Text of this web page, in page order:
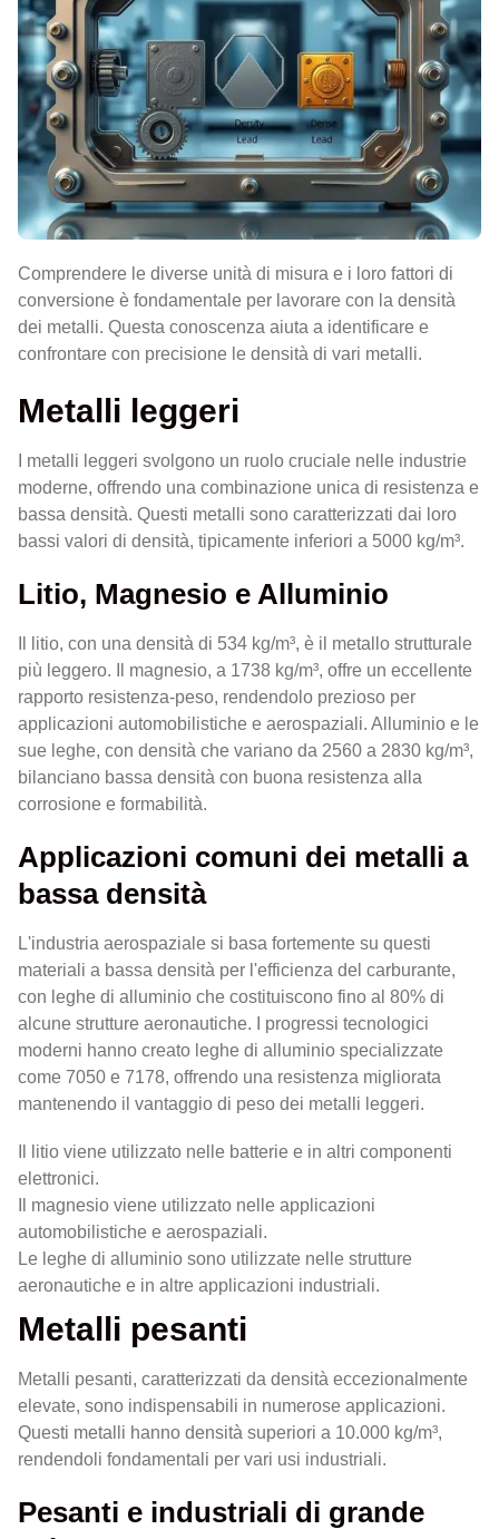
Comprendere le diverse unità di misura e i loro fattori di
conversione è fondamentale per lavorare con la densità
dei metalli. Questa conoscenza aiuta a identificare e
confrontare con precisione le densità di vari metalli.
Metalli leggeri
I metalli leggeri svolgono un ruolo cruciale nelle industrie
moderne, offrendo una combinazione unica di resistenza e
bassa densità. Questi metalli sono caratterizzati dai loro
bassi valori di densità, tipicamente inferiori a 5000 kg/m³.
Litio, Magnesio e Alluminio
Il litio, con una densità di 534 kg/m³, è il metallo strutturale
più leggero. Il magnesio, a 1738 kg/m³, offre un eccellente
rapporto resistenza-peso, rendendolo prezioso per
applicazioni automobilistiche e aerospaziali. Alluminio e le
sue leghe, con densità che variano da 2560 a 2830 kg/m³,
bilanciano bassa densità con buona resistenza alla
corrosione e formabilità.
Applicazioni comuni dei metalli a
bassa densità
L'industria aerospaziale si basa fortemente su questi
materiali a bassa densità per l'efficienza del carburante,
con leghe di alluminio che costituiscono fino al 80% di
alcune strutture aeronautiche. I progressi tecnologici
moderni hanno creato leghe di alluminio specializzate
come 7050 e 7178, offrendo una resistenza migliorata
mantenendo il vantaggio di peso dei metalli leggeri.
Il litio viene utilizzato nelle batterie e in altri componenti
elettronici.
Il magnesio viene utilizzato nelle applicazioni
automobilistiche e aerospaziali.
Le leghe di alluminio sono utilizzate nelle strutture
aeronautiche e in altre applicazioni industriali.
Metalli pesanti
Metalli pesanti, caratterizzati da densità eccezionalmente
elevate, sono indispensabili in numerose applicazioni.
Questi metalli hanno densità superiori a 10.000 kg/m³,
rendendoli fondamentali per vari usi industriali.
Pesanti e industriali di grande